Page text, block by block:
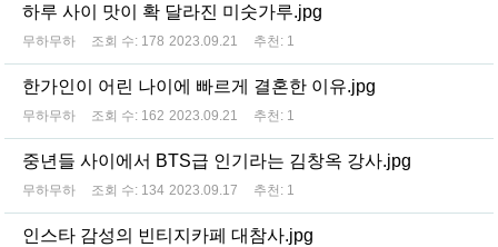
하루 사이 맛이 확 달라진 미숫가루.jpg
무하무하 조회 수: 178 2023.09.21 추천: 1
한가인이 어린 나이에 빠르게 결혼한 이유.jpg
무하무하 조회 수: 162 2023.09.21 추천: 1
중년들 사이에서 BTS급 인기라는 김창옥 강사.jpg
무하무하 조회 수: 134 2023.09.17 추천: 1
인스타 감성의 빈티지카페 대참사.jpg